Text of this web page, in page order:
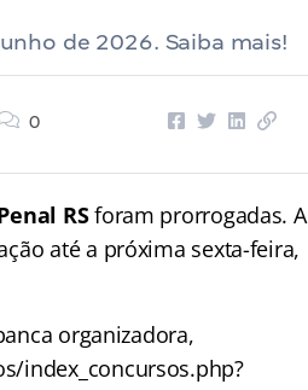
de 2026. Saiba mais!
0
RSforam prorrogadas. A
até a próxima sexta-feira,
organizadora,
index_concursos.php?